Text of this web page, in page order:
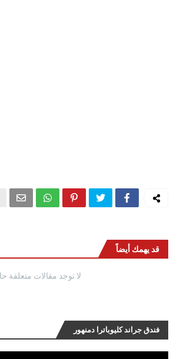
قد يهمك أيضاً
لا توجد مقالات متعلقة
فندق جراند كليوباترا دمنهور